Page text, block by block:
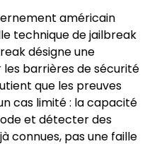
américain
technique de jailbreak
désigne une
barrières de sécurité
que les preuves
cas limité : la capacité
et détecter des
connues, pas une faille